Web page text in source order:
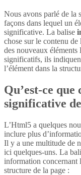
Nous avons parlé de la
façons dans lequel un
significative. La balise
chose sur le contenu de
des nouveaux
significatifs, ils
l’élément dans la
Qu’est-ce
significative
L’Html5 a quelques
inclure plus
Il y a une multitude de
ici quelques-uns. La
information concernant
structure de la page :